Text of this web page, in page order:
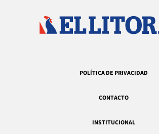
POLÍTICA DE PRIVACIDAD
CONTACTO
INSTITUCIONAL